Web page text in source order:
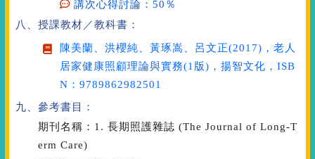
講次心得討論：50％
八、授課教材／教科書：
陳美蘭、洪櫻純、黃琢嵩、呂文正(2017)， 老人
居家健康照顧理論與實務(1版)，揚智文化，ISB
N：9789862982501
九、參考書目：
期刊名稱：1. 長期照護雜誌 (The Journal of Long-T
erm Care)